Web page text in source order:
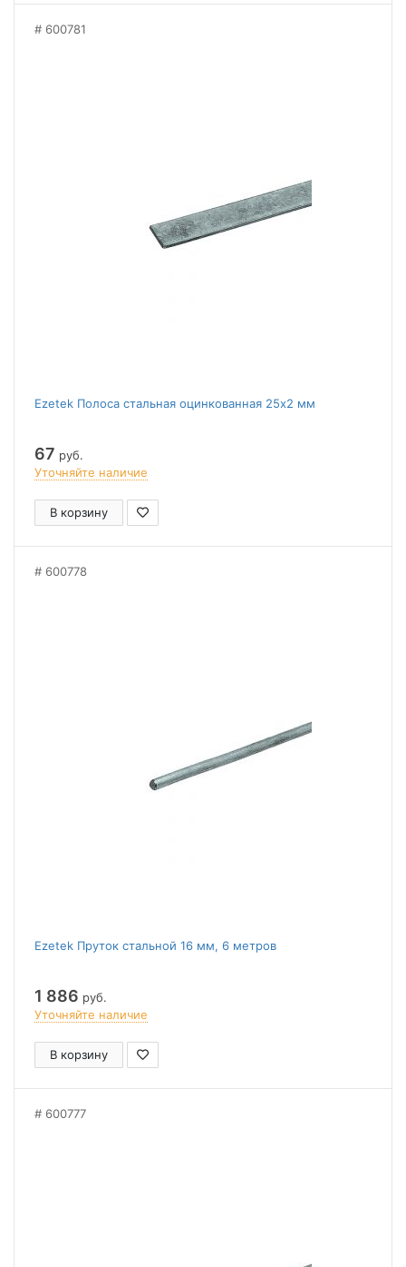
600781
Ezetek Полоса стальная оцинкованная 25х2 мм
67 руб.
Уточняйте наличие
В корзину
600778
Ezetek Пруток стальной 16 мм, 6 метров
1 886 руб.
Уточняйте наличие
В корзину
600777